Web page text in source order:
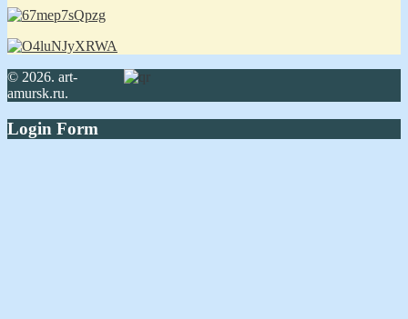
© 2026. art-
amursk.ru.
Login Form